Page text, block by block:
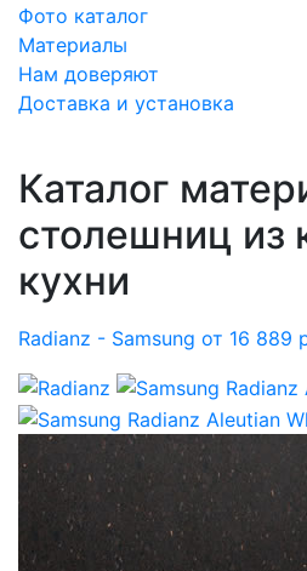
Фото каталог
Материалы
Нам доверяют
Доставка и установка
Каталог
столешниц из
кухни
Radianz - Samsung от 16 889